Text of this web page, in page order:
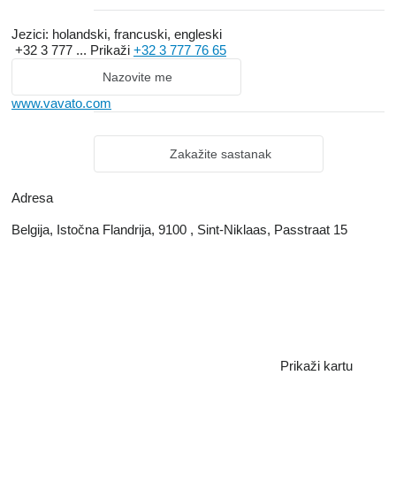
Jezici: holandski, francuski, engleski
+32 3 777 ... Prikaži +32 3 777 76 65
Nazovite me
www.vavato.com
Zakažite sastanak
Adresa
Belgija, Istočna Flandrija, 9100 , Sint-Niklaas, Passtraat 15
Prikaži kartu